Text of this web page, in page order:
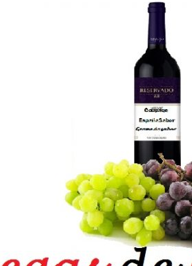
Panadería Artesana
Fernández e hijos
Granada Sabor